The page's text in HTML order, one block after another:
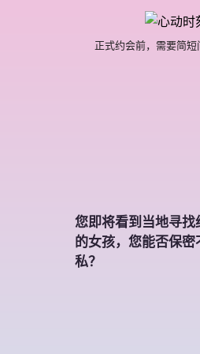
正式约会前，需要简
您即将看到当地寻找
的女孩，您能否保密
私？